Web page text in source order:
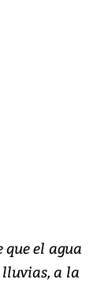
que el agua
lluvias, a la